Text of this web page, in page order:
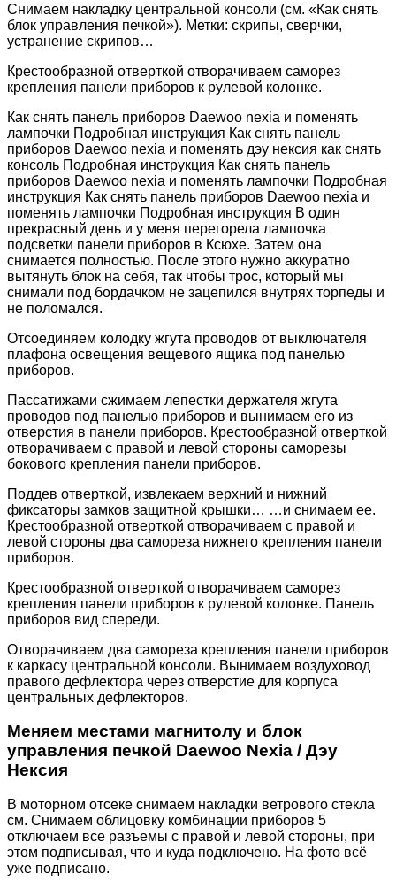
Снимаем накладку центральной консоли (см. «Как снять
блок управления печкой»). Метки: скрипы, сверчки,
устранение скрипов…
Крестообразной отверткой отворачиваем саморез
крепления панели приборов к рулевой колонке.
Как снять панель приборов Daewoo nexia и поменять
лампочки Подробная инструкция Как снять панель
приборов Daewoo nexia и поменять дэу нексия как снять
консоль Подробная инструкция Как снять панель
приборов Daewoo nexia и поменять лампочки Подробная
инструкция Как снять панель приборов Daewoo nexia и
поменять лампочки Подробная инструкция В один
прекрасный день и у меня перегорела лампочка
подсветки панели приборов в Ксюхе. Затем она
снимается полностью. После этого нужно аккуратно
вытянуть блок на себя, так чтобы трос, который мы
снимали под бордачком не зацепился внутрях торпеды и
не поломался.
Отсоединяем колодку жгута проводов от выключателя
плафона освещения вещевого ящика под панелью
приборов.
Пассатижами сжимаем лепестки держателя жгута
проводов под панелью приборов и вынимаем его из
отверстия в панели приборов. Крестообразной отверткой
отворачиваем с правой и левой стороны саморезы
бокового крепления панели приборов.
Поддев отверткой, извлекаем верхний и нижний
фиксаторы замков защитной крышки… …и снимаем ее.
Крестообразной отверткой отворачиваем с правой и
левой стороны два самореза нижнего крепления панели
приборов.
Крестообразной отверткой отворачиваем саморез
крепления панели приборов к рулевой колонке. Панель
приборов вид спереди.
Отворачиваем два самореза крепления панели приборов
к каркасу центральной консоли. Вынимаем воздуховод
правого дефлектора через отверстие для корпуса
центральных дефлекторов.
Mеняем местами магнитолу и блок
управления печкой Daewoo Nexia / Дэу
Нексия
В моторном отсеке снимаем накладки ветрового стекла
см. Снимаем облицовку комбинации приборов 5
отключаем все разъемы с правой и левой стороны, при
этом подписывая, что и куда подключено. На фото всё
уже подписано.